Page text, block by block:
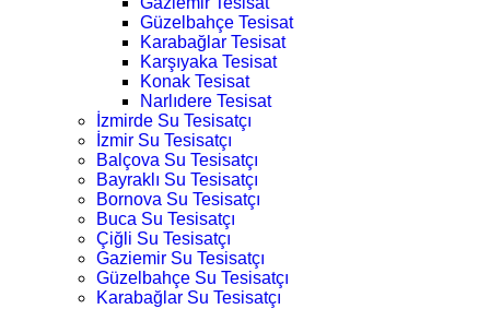
Güzelbahçe Tesisat
Karabağlar Tesisat
Karşıyaka Tesisat
Konak Tesisat
Narlıdere Tesisat
İzmirde Su Tesisatçı
İzmir Su Tesisatçı
Balçova Su Tesisatçı
Bayraklı Su Tesisatçı
Bornova Su Tesisatçı
Buca Su Tesisatçı
Çiğli Su Tesisatçı
Gaziemir Su Tesisatçı
Güzelbahçe Su Tesisatçı
Karabağlar Su Tesisatçı